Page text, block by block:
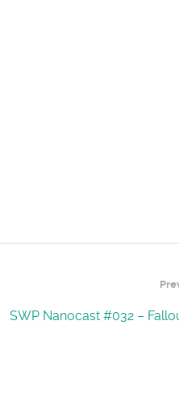
SWP Nanocast #032 –